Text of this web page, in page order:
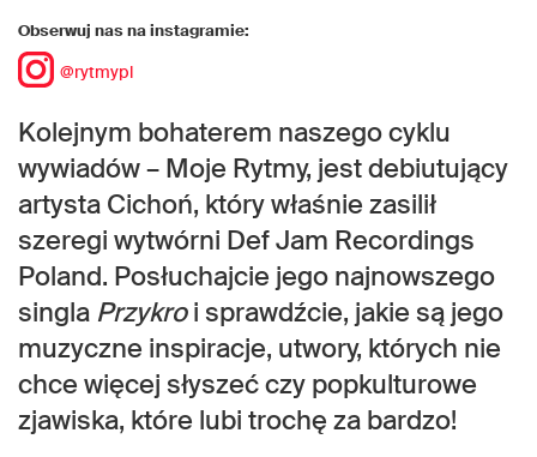
Obserwuj nas na instagramie:
@rytmypl
Kolejnym bohaterem naszego cyklu
wywiadów – Moje Rytmy, jest debiutujący
artysta Cichoń, który właśnie zasilił
szeregi wytwórni Def Jam Recordings
Poland. Posłuchajcie jego najnowszego
singla Przykroi sprawdźcie, jakie są jego
muzyczne inspiracje, utwory, których nie
chce więcej słyszeć czy popkulturowe
zjawiska, które lubi trochę za bardzo!